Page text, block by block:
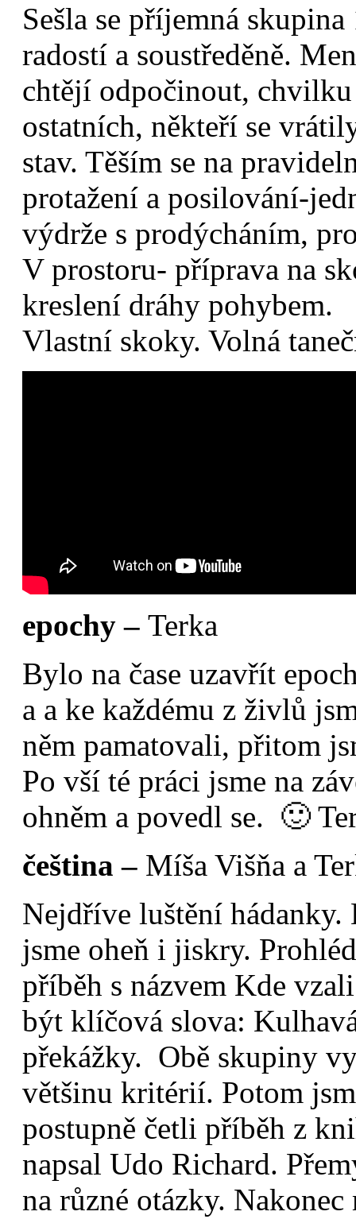
Sešla se příjemná
radostí a soustředěně.
chtějí odpočinout, chvilku
ostatních, někteří se
stav. Těším se na
protažení a posilování-
výdrže s prodýcháním,
V prostoru- příprava na
kreslení dráhy pohybem.
Vlastní skoky. Volná
epochy – Terka
Bylo na čase uzavřít
a a ke každému z živlů
něm pamatovali, přitom
Po vší té práci jsme na
ohněm a povedl se. 🙂
čeština – Míša Višňa a
Nejdříve luštění hádanky.
jsme oheň i jiskry.
příběh s názvem Kde
být klíčová slova:
překážky. Obě skupiny
většinu kritérií. Potom
postupně četli příběh z
napsal Udo Richard.
na různé otázky.